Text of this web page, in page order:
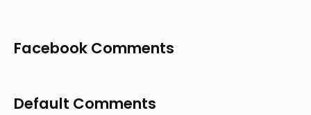
Facebook Comments
Default Comments